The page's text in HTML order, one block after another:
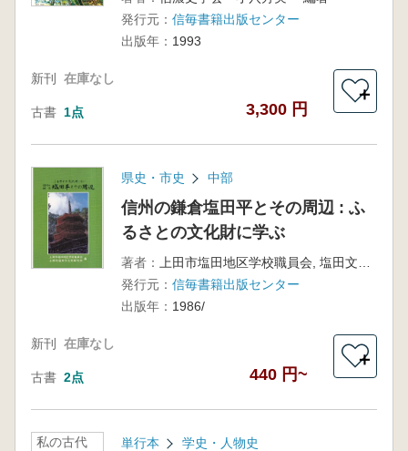
発行元： 信毎書籍出版センター
出版年： 1993
新刊 在庫なし
古書 1点 3,300 円
＋
県史・市史 中部
信州の鎌倉塩田平とその周辺 : ふ
るさとの文化財に学ぶ
著者：
発行元： 信毎書籍出版センター
出版年： 1986/
新刊 在庫なし
古書 2点 440 円~
＋
私の古代
単行本 学史・人物史